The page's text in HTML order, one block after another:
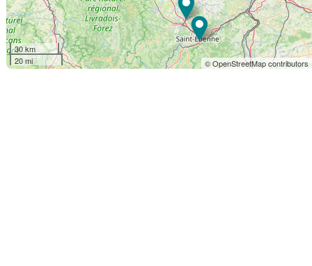
30 km
20 mi
© OpenStreetMap contributors